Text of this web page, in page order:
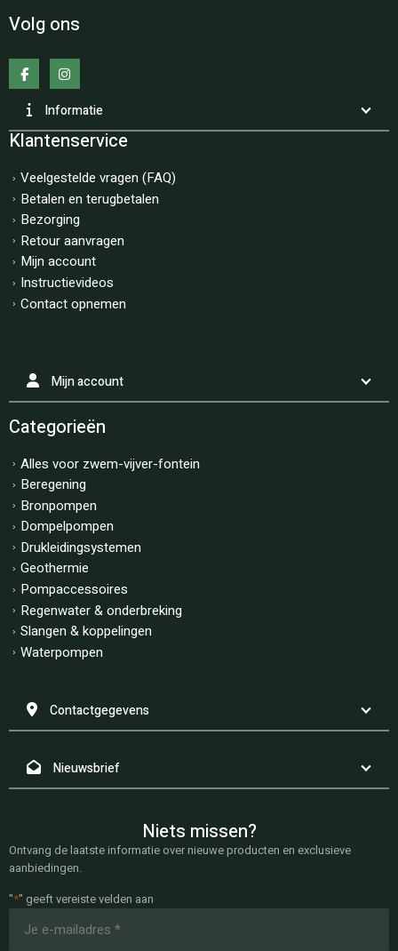
Volg ons
Informatie
Klantenservice
Veelgestelde vragen (FAQ)
Betalen en terugbetalen
Bezorging
Retour aanvragen
Mijn account
Instructievideos
Contact opnemen
Mijn account
Categorieën
Alles voor zwem-vijver-fontein
Beregening
Bronpompen
Dompelpompen
Drukleidingsystemen
Geothermie
Pompaccessoires
Regenwater & onderbreking
Slangen & koppelingen
Waterpompen
Contactgegevens
Nieuwsbrief
Niets missen?
Ontvang de laatste informatie over nieuwe producten en exclusieve
aanbiedingen.
"*" geeft vereiste velden aan
mailadres